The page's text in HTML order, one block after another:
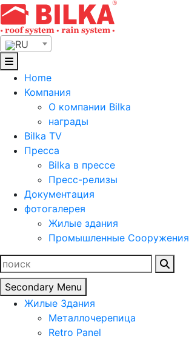
Skip
to
content
RU
Home
Компания
О компании Bilka
награды
Bilka TV
Пресса
Bilka в прессе
Пресс-релизы
Документация
фотогалерея
Жилые здания
Промышленные Сооружения
Найти:
Secondary Menu
Жилые Здания
Металлочерепица
Retro Panel